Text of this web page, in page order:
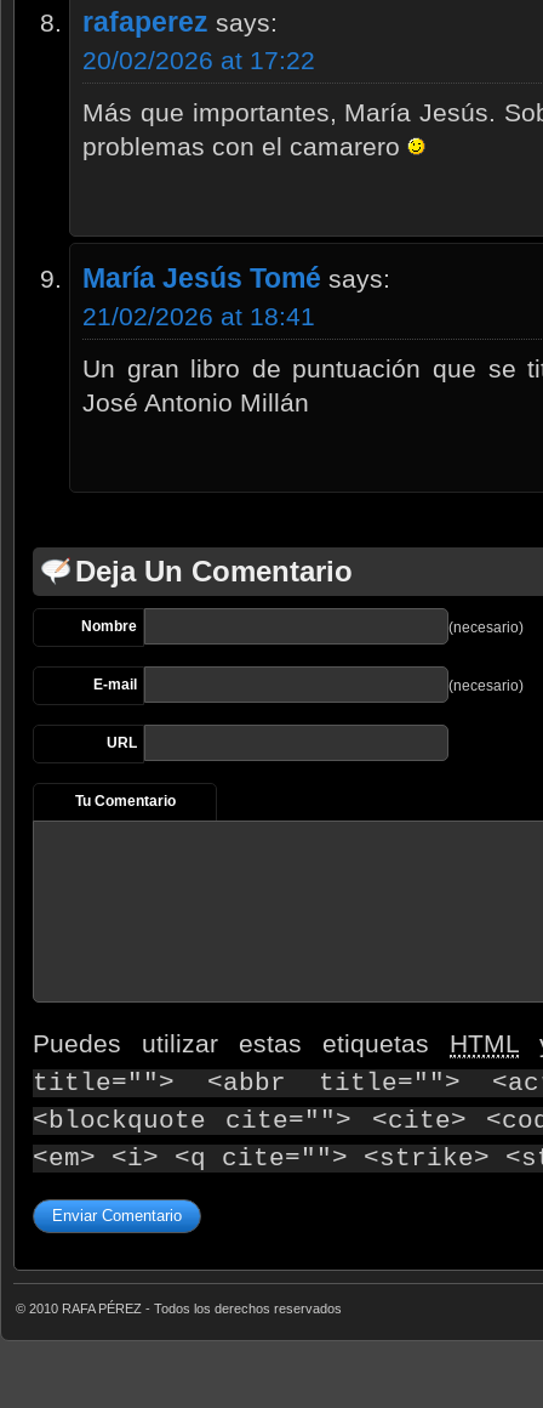
rafaperez says:
20/02/2026 at 17:22
Más que importantes, María Jesús.
problemas con el camarero
María Jesús Tomé says:
21/02/2026 at 18:41
Un gran libro de puntuación que se
José Antonio Millán
Deja Un Comentario
Nombre (necesario)
E-mail (necesario)
URL
Tu Comentario
Puedes utilizar estas etiquetas HTML
title=""> <abbr title="">
<blockquote cite=""> <cite>
<em> <i> <q cite=""> <strike>
© 2010 RAFA PÉREZ - Todos los derechos reservados